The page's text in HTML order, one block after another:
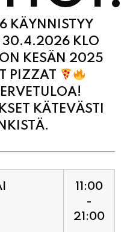
KESÄN 2025
PIZZAT
KÄTEVÄSTI
-
21:00
11:00
-